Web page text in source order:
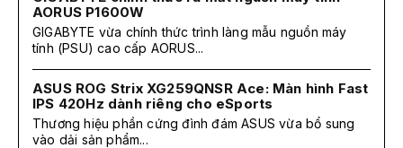
AORUS P1600W
GIGABYTE vừa chính thức trình làng mẫu nguồn máy
tính (PSU) cao cấp AORUS...
ASUS ROG Strix XG259QNSR Ace: Màn hình Fast
IPS 420Hz dành riêng cho eSports
Thương hiệu phần cứng đình đám ASUS vừa bổ sung
vào dải sản phẩm...